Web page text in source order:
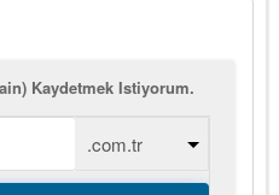
Kaydetmek Istiyorum.